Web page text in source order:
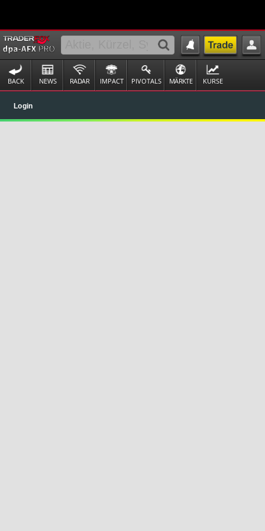
BACK NEWS RADAR IMPACT PIVOTALS MÄRKTE KURSE
Login